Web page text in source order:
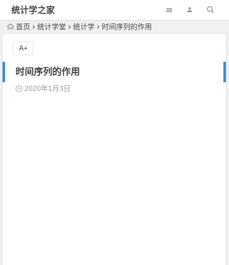
统计学之家
首页 统计学堂 统计学 时间序列的作用
时间序列的作用
2020年1月3日
A+